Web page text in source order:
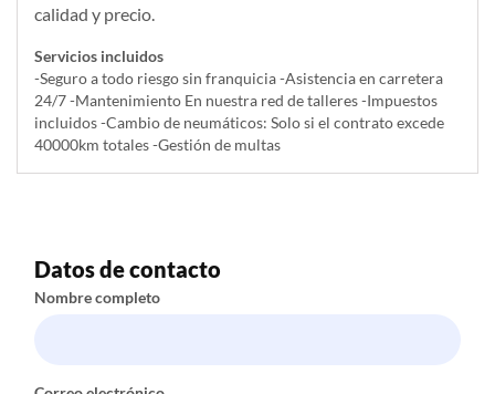
calidad y precio.
Servicios incluidos
-Seguro a todo riesgo sin franquicia -Asistencia en carretera
24/7 -Mantenimiento En nuestra red de talleres -Impuestos
incluidos -Cambio de neumáticos: Solo si el contrato excede
40000km totales -Gestión de multas
Datos de contacto
Nombre completo